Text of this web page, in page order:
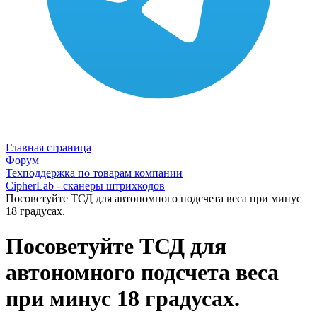
Главная страница
Форум
Техподдержка по товарам компании
CipherLab - сканеры штрихкодов
Посоветуйте ТСД для автономного подсчета веса при минус
18 градусах.
Посоветуйте ТСД для
автономного подсчета веса
при минус 18 градусах.